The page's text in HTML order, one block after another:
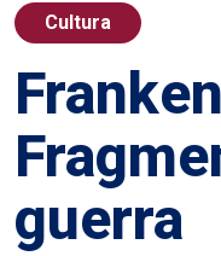
Cultura
guerra